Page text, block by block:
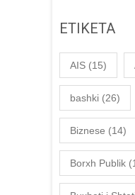
ETIKETA
AIS (15)
bashki (26)
Biznese (14)
Borxh Publik